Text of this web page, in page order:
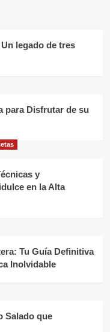
legado de tres
para Disfrutar de su
y
en la Alta
Tu Guía Definitiva
Inolvidable
Salado que